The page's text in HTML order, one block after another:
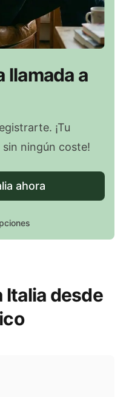
llamada a
¡Tu
sin ningún coste!
ahora
Italia desde